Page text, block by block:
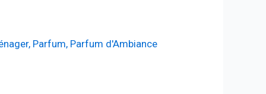
, Parfum, Parfum d'Ambiance